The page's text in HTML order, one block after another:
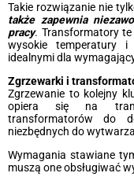
Takie rozwiązanie nie
także zapewnia
pracy. Transformatory
wysokie temperatury
idealnymi dla
Zgrzewarki i
Zgrzewanie to kolejny
opiera się na
transformatorów do
niezbędnych do
Wymagania stawiane
muszą one obsługiwać